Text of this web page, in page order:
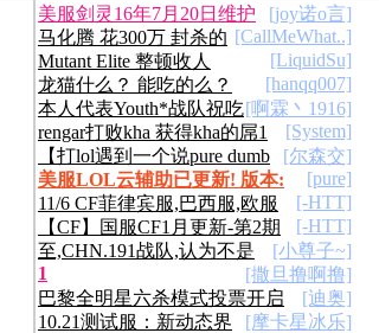
[joy诺o言]
美服剑灵16年7月20日维护
与更新公告
[CallMeWhat..]
马化腾 花300万 封杀的
视频
[LiquidSu]
Mutant Elite 整顿收人
[hanqq007]
龙猫什么？ 能吃的么？
[啊霖丶1916]
本人代表Youth*战队祝吃
货全体队员建队半周年快乐!(TB奖励)
[System]
rengar打败kha 获得kha的屌1
枚
[尔森交]
【打lol遇到一个说pure dumb
的人】 没jb我说个图啊
[pure]
美服LOL云辅助已更新! 版本:
12
[-HTT]
11/6 CF菲律宾服,巴西服,欧服
更新
[-HTT]
【CF】国服CF1月更新-第2期
[小尊子~]
至,CHN.191战队,认为不是
透视
[撒旦撸啊撸]
1
[迪奥]
巴黎全明星六杀模式投票开启
[摩卡星冰乐]
10.21测试服：新动态界